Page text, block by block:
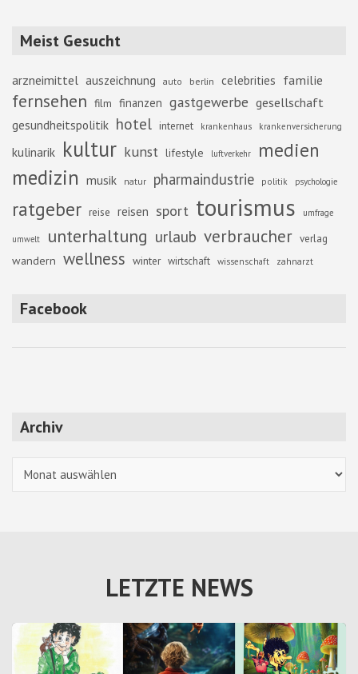
Meist Gesucht
arzneimittel auszeichnung auto berlin celebrities familie
fernsehen film finanzen gastgewerbe gesellschaft
gesundheitspolitik hotel internet krankenhaus krankenversicherung
kulinarik kultur kunst lifestyle luftverkehr medien
medizin musik natur pharmaindustrie politik psychologie
ratgeber reise reisen sport tourismus umfrage
umwelt unterhaltung urlaub verbraucher verlag
wandern wellness winter wirtschaft wissenschaft zahnarzt
Facebook
Archiv
LETZTE NEWS